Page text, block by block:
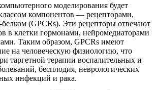
моделирования будет
компонентов — рецепторами,
(GPCRs). Эти рецепторы отвечают
в клетки гормонами, нейромедиаторами
Таким образом, GPCRs имеют
на человеческую физиологию, что
таргетной терапии воспалительных и
бесплодия, неврологических
инфекций и рака.